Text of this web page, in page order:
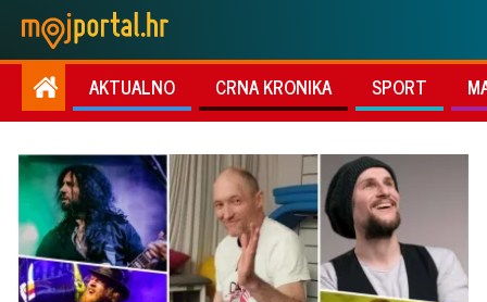
AKTUALNO CRNA KRONIKA SPORT